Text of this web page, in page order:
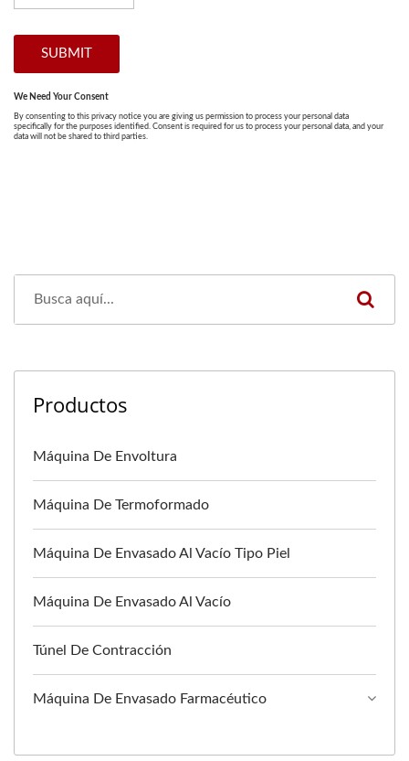
Productos
Máquina De Envoltura
Máquina De Termoformado
Máquina De Envasado Al Vacío Tipo Piel
Máquina De Envasado Al Vacío
Túnel De Contracción
Máquina De Envasado Farmacéutico